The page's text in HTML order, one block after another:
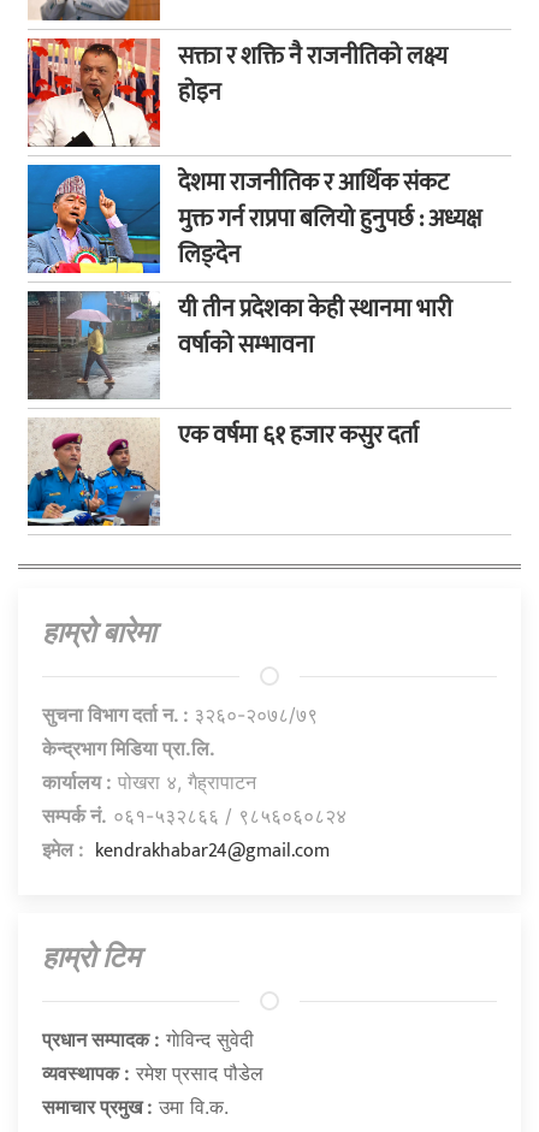
सक्ता र शक्ति नै राजनीतिको लक्ष्य
होइन
देशमा राजनीतिक र आर्थिक संकट
मुक्त गर्न राप्रपा बलियो हुनुपर्छ : अध्यक्ष
लिङ्देन
यी तीन प्रदेशका केही स्थानमा भारी
वर्षाको सम्भावना
एक वर्षमा ६१ हजार कसुर दर्ता
हाम्राे बारेमा
सुचना विभाग दर्ता न. : ३२६०-२०७८/७९
केन्द्रभाग मिडिया प्रा.लि.
कार्यालय : पोखरा ४, गैह्रापाटन
सम्पर्क नं. ०६१-५३२८६६ / ९८५६०६०८२४
इमेल : kendrakhabar24@gmail.com
हाम्राे टिम
प्रधान सम्पादक : गाेविन्द सुवेदी
व्यवस्थापक : रमेश प्रसाद पौडेल
समाचार प्रमुख : उमा वि.क.